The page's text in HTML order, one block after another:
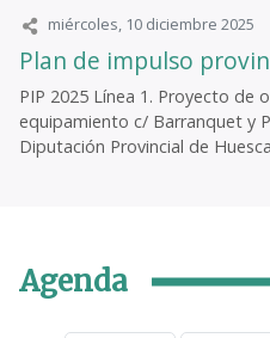
miércoles, 10 diciembre 2025
Plan de impulso
PIP 2025 Línea 1. Proyecto de
equipamiento c/ Barranquet y
Diputación Provincial de
Agenda